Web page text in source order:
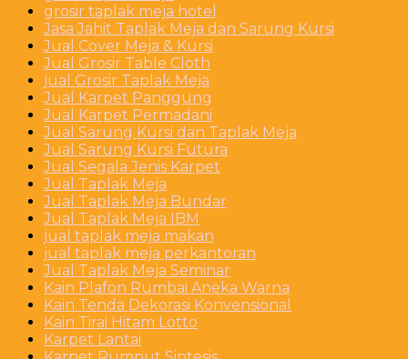
grosir taplak meja hotel
Jasa Jahit Taplak Meja dan Sarung Kursi
Jual Cover Meja & Kursi
Jual Grosir Table Cloth
jual Grosir Taplak Meja
Jual Karpet Panggung
Jual Karpet Permadani
Jual Sarung Kursi dan Taplak Meja
Jual Sarung Kursi Futura
Jual Segala Jenis Karpet
Jual Taplak Meja
Jual Taplak Meja Bundar
Jual Taplak Meja IBM
jual taplak meja makan
jual taplak meja perkantoran
Jual Taplak Meja Seminar
Kain Plafon Rumbai Aneka Warna
Kain Tenda Dekorasi Konvensional
Kain Tirai Hitam Lotto
Karpet Lantai